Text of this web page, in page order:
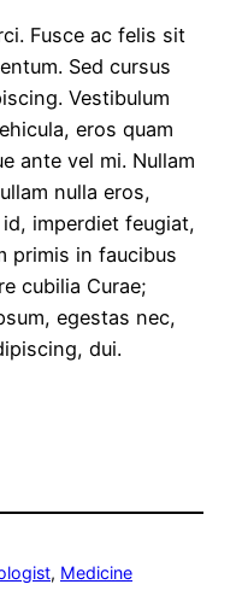
Fusce ac felis sit
Sed cursus
Vestibulum
eros quam
ante vel mi. Nullam
nulla eros,
imperdiet feugiat,
primis in faucibus
cubilia Curae;
egestas nec,
dui.
, Medicine